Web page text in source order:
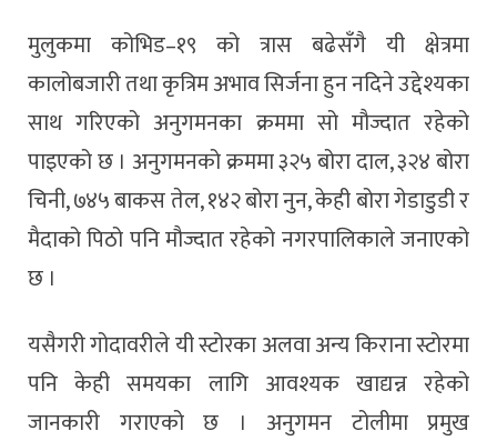
मुलुकमा कोभिड–१९ को त्रास बढेसँगै यी क्षेत्रमा
कालोबजारी तथा कृत्रिम अभाव सिर्जना हुन नदिने उद्देश्यका
साथ गरिएको अनुगमनका क्रममा सो मौज्दात रहेको
पाइएको छ । अनुगमनको क्रममा ३२५ बोरा दाल, ३२४ बोरा
चिनी, ७४५ बाकस तेल, १४२ बोरा नुन, केही बोरा गेडाडुडी र
मैदाको पिठो पनि मौज्दात रहेको नगरपालिकाले जनाएको
छ ।
यसैगरी गोदावरीले यी स्टोरका अलवा अन्य किराना स्टोरमा
पनि केही समयका लागि आवश्यक खाद्यन्न रहेको
जानकारी गराएको छ । अनुगमन टोलीमा प्रमुख